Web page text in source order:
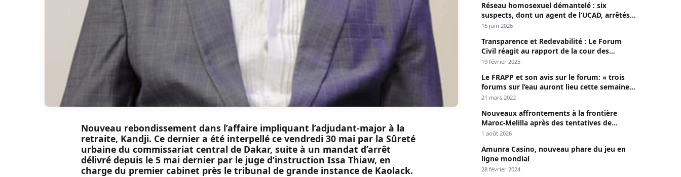
Nouveau rebondissement dans l’affaire impliquant l’adjudant-major à la
retraite, Kandji. Ce dernier a été interpellé ce vendredi 30 mai par la Sûreté
urbaine du commissariat central de Dakar, suite à un mandat d’arrêt
délivré depuis le 5 mai dernier par le juge d’instruction Issa Thiaw, en
charge du premier cabinet près le tribunal de grande instance de Kaolack.
Réseau homosexuel démantelé : six
suspects, dont un agent de l’UCAD, arrêtés à
Keur Massar ; l’un avoue avoir propagé le
16 juin 2026
Transparence et Redevabilité : Le Forum
Civil réagit au rapport de la cour des
comptes
19 février 2025
Le FRAPP et son avis sur le forum: « trois
forums sur l’eau auront lieu cette semaine à
Dakar »
21 mars 2022
Nouveaux affrontements à la frontière
Maroc-Melilla après des tentatives de
passage
1 août 2026
Amunra Casino, nouveau phare du jeu en
ligne mondial
28 février 2024